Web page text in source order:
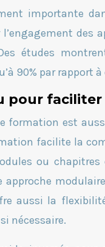
importante
études
90% par rapport
faciliter
formation est
facilite la
ou
approche
aussi la
nécessaire.